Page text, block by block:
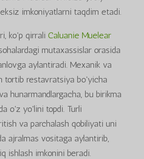
imkoniyatlarni taqdim etadi.
ko'p qirrali Caluanie Muelear
mutaxassislar orasida
aylantiradi. Mexanik va
tortib restavratsiya bo'yicha
hunarmandlargacha, bu birikma
o'z yo'lini topdi. Turli
va parchalash qobiliyati uni
ajralmas vositaga aylantirib,
ishlash imkonini beradi.